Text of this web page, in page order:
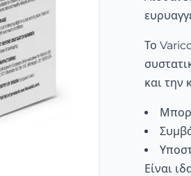
Το
και την
Είναι